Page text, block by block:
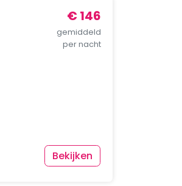
€ 146
gemiddeld
per nacht
Bekijken